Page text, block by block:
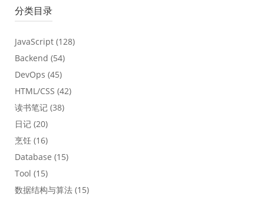
分类目录
JavaScript (128)
Backend (54)
DevOps (45)
HTML/CSS (42)
读书笔记 (38)
日记 (20)
烹饪 (16)
Database (15)
Tool (15)
数据结构与算法 (15)